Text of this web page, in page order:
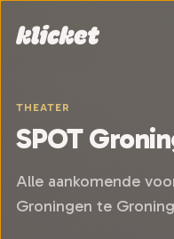
THEATER
SPOT
Alle aankomende
Groningen te